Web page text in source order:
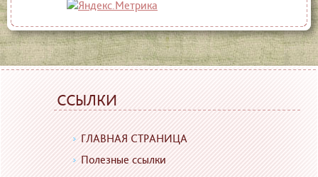
ССЫЛКИ
ГЛАВНАЯ СТРАНИЦА
Полезные ссылки